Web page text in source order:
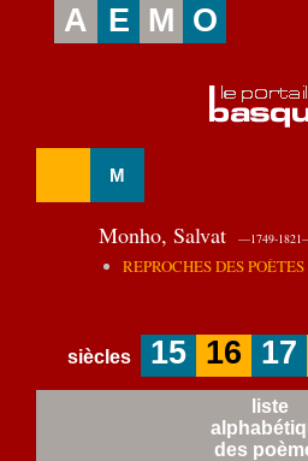
A E M O
M
Monho, Salvat —1749-
REPROCHES DES
siècles 15 16 17
liste
des